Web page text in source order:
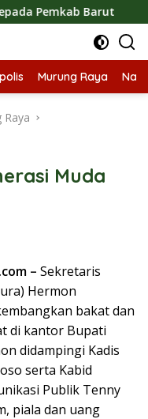
Barut Bupati
Murung Raya
Raya
Muda
– Sekretaris
Hermon
bakat dan
di kantor Bupati
didampingi Kadis
serta Kabid
Publik Tenny
piala dan uang